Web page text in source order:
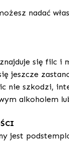
nadać
się filc
jeszcze
nie szkodzi,
alkoholem
jest